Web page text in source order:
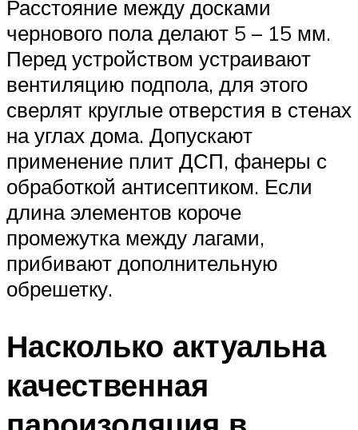
Расстояние между досками
чернового пола делают 5 – 15 мм.
Перед устройством устраивают
вентиляцию подпола, для этого
сверлят круглые отверстия в стенах
на углах дома. Допускают
применение плит ДСП, фанеры с
обработкой антисептиком. Если
длина элементов короче
промежутка между лагами,
прибивают дополнительную
обрешетку.
Насколько актуальна
качественная